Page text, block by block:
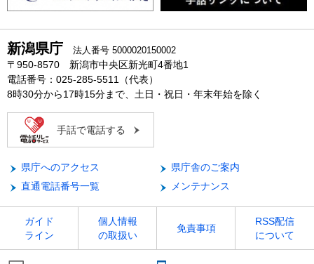
新潟県庁 法人番号 5000020150002
〒950-8570 新潟市中央区新光町4番地1
電話番号：025-285-5511（代表）
8時30分から17時15分まで、土日・祝日・年末年始を除く
手話で電話する
県庁へのアクセス
県庁舎のご案内
直通電話番号一覧
メンテナンス
ガイド
ライン
個人情報
の取扱い
免責事項
RSS配信
について